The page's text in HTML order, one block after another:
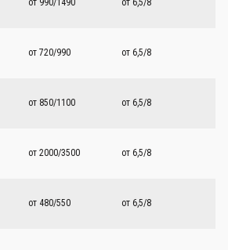
от 990/1490 от 6,5/8
от 720/990 от 6,5/8
от 850/1100 от 6,5/8
от 2000/3500 от 6,5/8
от 480/550 от 6,5/8